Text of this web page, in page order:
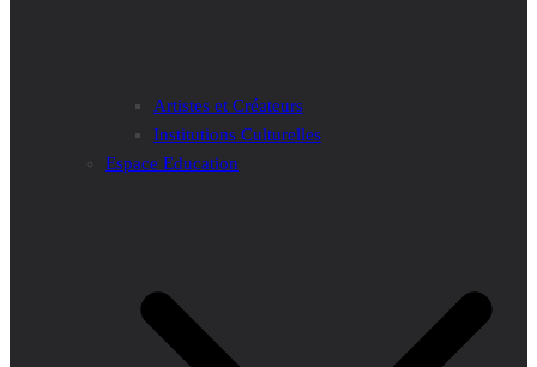
Artistes et Créateurs
Institutions Culturelles
Espace Education